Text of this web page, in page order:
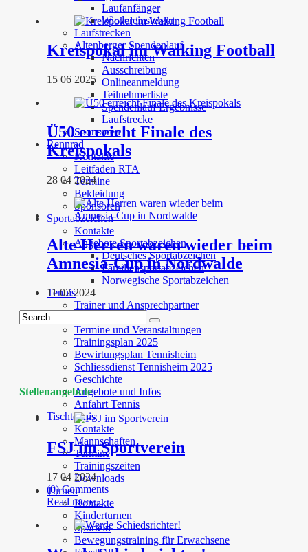
Laufanfänger
Wiedereinsteiger
Laufstrecken
Altenberger Spendenlauf
Nachrichten
Ausschreibung
Onlineanmeldung
Teilnehmerliste
Spendenlauf Ergebnisse
Laufstrecke
Sponsoren
Rennrad
Kontakte
Leitfaden RTA
Termine
Bekleidung
Sponsoren
Sportabzeichen
Kontakte
Angebote Sportabzeichen
Deutsches Sportabzeichen
Familiensportabzeichen
Norwegische Sportabzeichen
Tennis
Trainer und Ansprechpartner
Termine und Veranstaltungen
Trainingsplan 2025
Bewirtungsplan Tennisheim
Schliessdienst Tennisheim 2025
Geschichte
Angebote und Infos
Anfahrt Tennis
Tischtennis
Kontakte
Mannschaften
Termine
Trainingszeiten
Downloads
Turnen
Kontakte
Kinderturnen
Sporteln
Bewegungstraining für Erwachsene
Kreispokal im Walking Football
15 06 2025
Ü50 erreicht Finale des
Kreispokals
28 04 2024
Alte Herren waren wieder beim
Amnesia-Cup in Nordwalde
11 02 2024
Stellenangebote
FSJ im Sportverein
17 04 2024
(0) Comments
Read more...